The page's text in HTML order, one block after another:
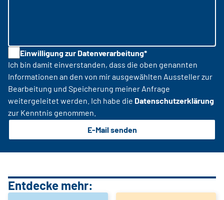
Einwilligung zur Datenverarbeitung*
Ich bin damit einverstanden, dass die oben genannten
Informationen an den von mir ausgewählten Aussteller zur
Bearbeitung und Speicherung meiner Anfrage
weitergeleitet werden. Ich habe die Datenschutzerklärung
zur Kenntnis genommen.
E-Mail senden
Entdecke mehr: